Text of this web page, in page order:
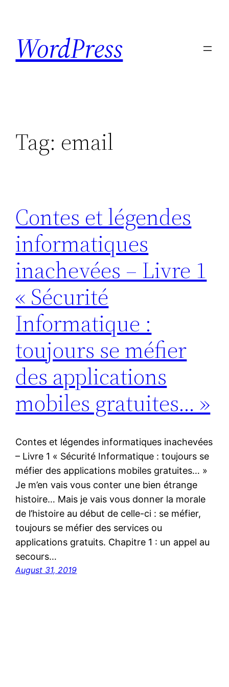
content
WordPress
Tag: email
Contes et légendes
informatiques
inachevées – Livre 1
« Sécurité
Informatique :
toujours se méfier
des applications
mobiles gratuites… »
Contes et légendes informatiques inachevées
– Livre 1 « Sécurité Informatique : toujours se
méfier des applications mobiles gratuites… »
Je m’en vais vous conter une bien étrange
histoire… Mais je vais vous donner la morale
de l’histoire au début de celle-ci : se méfier,
toujours se méfier des services ou
applications gratuits. Chapitre 1 : un appel au
secours…
August 31, 2019